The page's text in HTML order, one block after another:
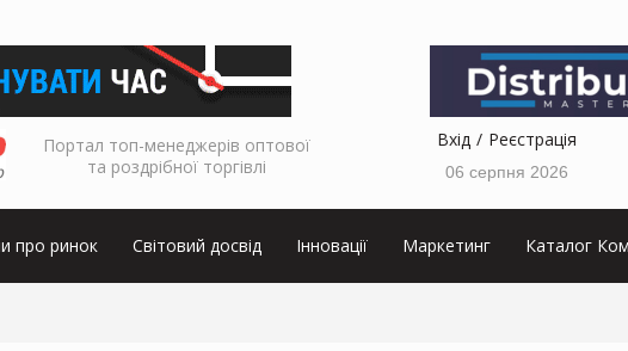
Портал топ-менеджерів оптової
та роздрібної торгівлі
Вхід Реєстрація
06 серпня 2026
про ринок Світовий досвід Інновації Маркетинг Каталог